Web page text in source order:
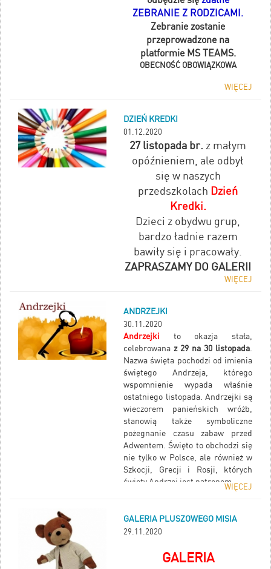
ZEBRANIE Z RODZICAMI.
Zebranie zostanie
przeprowadzone na
platformie MS TEAMS.
OBECNOŚĆ OBOWIĄZKOWA
WIĘCEJ
DZIEŃ KREDKI
01.12.2020
27 listopada br. z małym
opóźnieniem, ale odbył
się w naszych
przedszkolach Dzień
Kredki.
Dzieci z obydwu grup,
bardzo ładnie razem
bawiły się i pracowały.
ZAPRASZAMY DO GALERII
WIĘCEJ
ANDRZEJKI
30.11.2020
Andrzejki to okazja stała,
celebrowanaz 29 na 30 listopada.
Nazwa święta pochodzi od imienia
świętego Andrzeja, którego
wspomnienie wypada właśnie
ostatniego listopada. Andrzejki są
wieczorem panieńskich wróżb,
stanowią także symboliczne
pożegnanie czasu zabaw przed
Adwentem. Święto to obchodzi się
nie tylko w Polsce, ale również w
Szkocji, Grecji i Rosji, których
święty Andrzej jest patronem.
WIĘCEJ
GALERIA PLUSZOWEGO MISIA
29.11.2020
GALERIA